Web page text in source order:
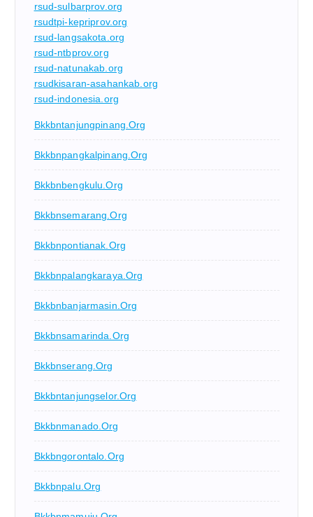
rsud-sulbarprov.org
rsudtpi-kepriprov.org
rsud-langsakota.org
rsud-ntbprov.org
rsud-natunakab.org
rsudkisaran-asahankab.org
rsud-indonesia.org
Bkkbntanjungpinang.org
Bkkbnpangkalpinang.org
Bkkbnbengkulu.org
Bkkbnsemarang.org
Bkkbnpontianak.org
Bkkbnpalangkaraya.org
Bkkbnbanjarmasin.org
Bkkbnsamarinda.org
Bkkbnserang.org
Bkkbntanjungselor.org
Bkkbnmanado.org
Bkkbngorontalo.org
Bkkbnpalu.org